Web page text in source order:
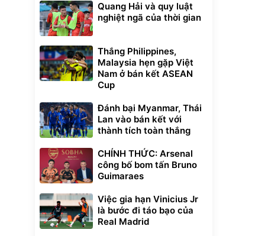
Quang Hải và quy luật
nghiệt ngã của thời gian
Thắng Philippines,
Malaysia hẹn gặp Việt
Nam ở bán kết ASEAN
Cup
Đánh bại Myanmar, Thái
Lan vào bán kết với
thành tích toàn thắng
CHÍNH THỨC: Arsenal
công bố bom tấn Bruno
Guimaraes
Việc gia hạn Vinicius Jr
là bước đi táo bạo của
Real Madrid